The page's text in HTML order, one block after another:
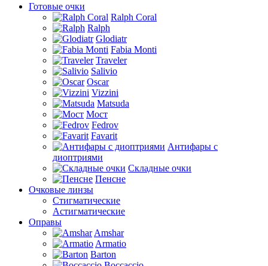
Готовые очки
Ralph Coral
Ralph
Glodiatr
Fabia Monti
Traveler
Salivio
Oscar
Vizzini
Matsuda
Мост
Fedrov
Favarit
Антифары с
диоптриями
Складные очки
Пенсне
Очковые линзы
Стигматические
Астигматические
Оправы
Amshar
Armatio
Barton